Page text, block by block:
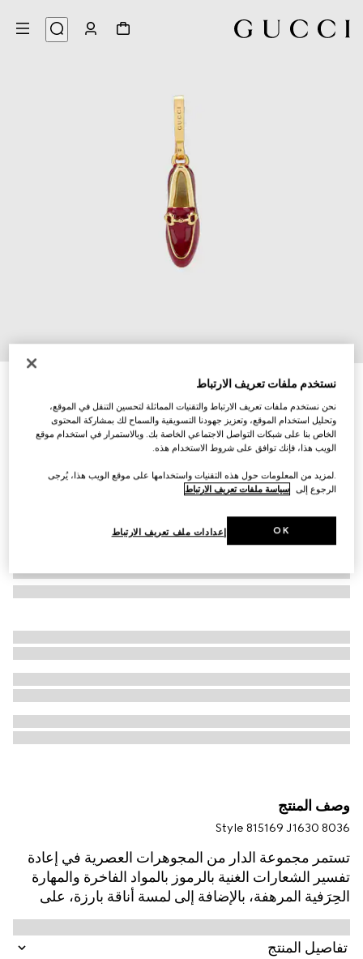
حلية على شكل حذاء Gucci Jordaan
تنويعاتمينا باللون الأحمر Rosso Ancora
وصف المنتج
Style ‎815169 J1630 8036
تستمر مجموعة الدار من المجوهرات العصرية في إعادة
تفسير الشعارات الغنية بالرموز بالمواد الفاخرة والمهارة
الحِرَفية المرهفة، بالإضافة إلى لمسة أناقة بارزة، على
غرار هذه الحلية على شكل حذاء Gucci Jordaan مع
تفاصيل مطلية بالمينا.
تفاصيل المنتج
نستخدم ملفات تعريف الارتباط
نحن نستخدم ملفات تعريف الارتباط والتقنيات المماثلة لتحسين التنقل في الموقع،
وتحليل استخدام الموقع، وتعزيز جهودنا التسويقية والسماح لك بمشاركة المحتوى
الخاص بنا على شبكات التواصل الاجتماعي الخاصة بك. وبالاستمرار في استخدام موقع
الويب هذا، فإنك توافق على شروط الاستخدام هذه.
.لمزيد من المعلومات حول هذه التقنيات واستخدامها على موقع الويب هذا، يُرجى
الرجوع إلى سياسة ملفات تعريف الارتباط
إعدادات ملف تعريف الارتباط OK